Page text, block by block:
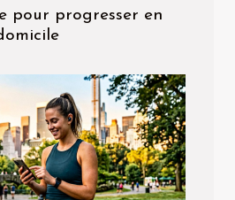
pour progresser en